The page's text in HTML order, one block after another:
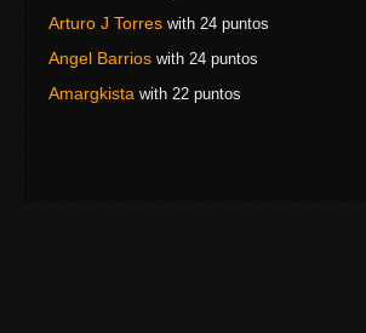
Arturo J Torres with 24 puntos
Angel Barrios with 24 puntos
Amargkista with 22 puntos